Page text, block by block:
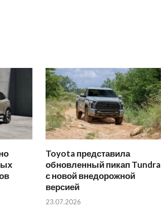
Toyota представила
обновленный пикап Tundra
с новой внедорожной
версией
23.07.2026